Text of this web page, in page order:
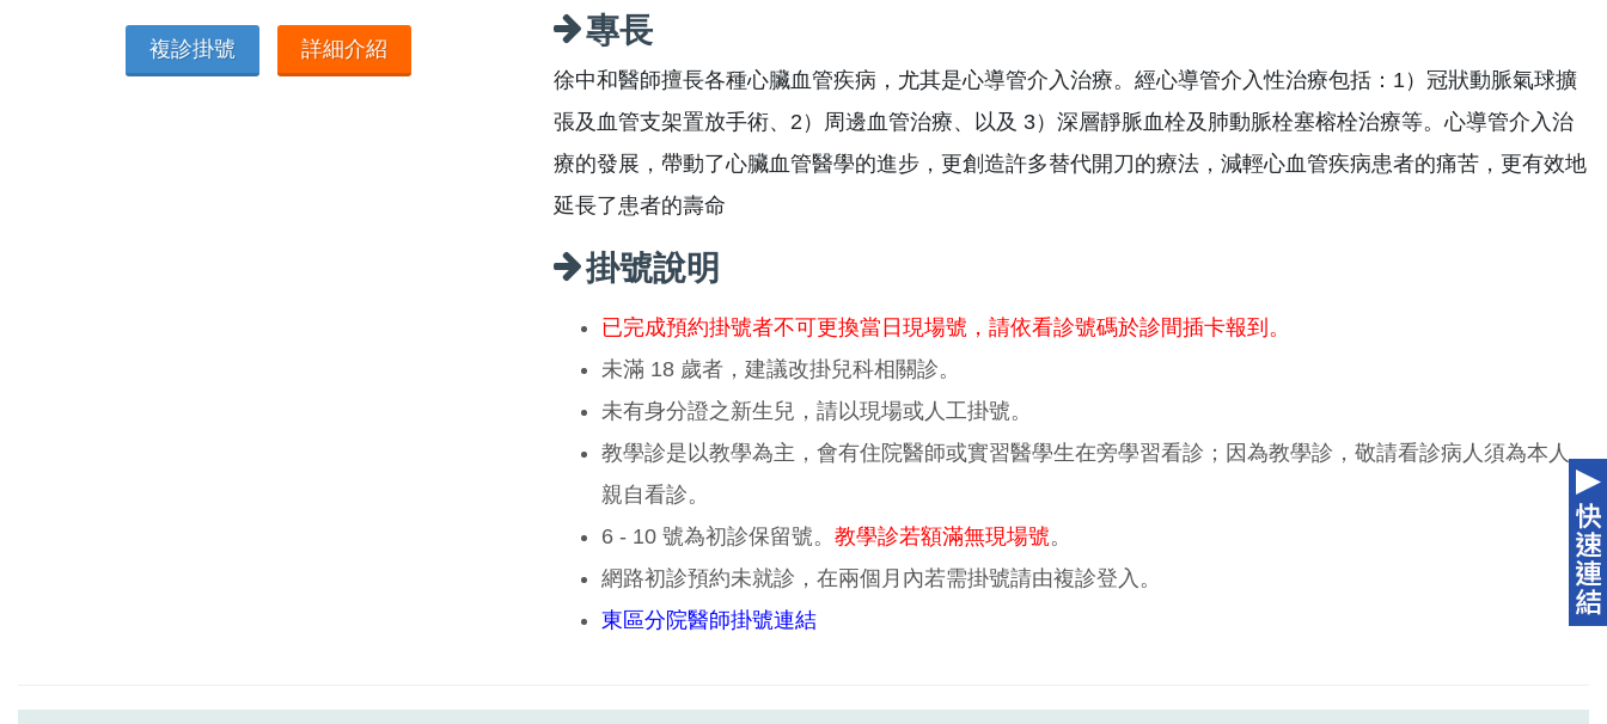
複診掛號 詳細介紹 專長
徐中和醫師擅長各種心臟血管疾病，尤其是心導管介入治療。經心導管介入性治療包括：1）冠狀動脈氣球擴
張及血管支架置放手術、2）周邊血管治療、以及 3）深層靜脈血栓及肺動脈栓塞榕栓治療等。心導管介入治
療的發展，帶動了心臟血管醫學的進步，更創造許多替代開刀的療法，減輕心血管疾病患者的痛苦，更有效地
延長了患者的壽命
掛號說明
已完成預約掛號者不可更換當日現場號，請依看診號碼於診間插卡報到。
未滿 18 歲者，建議改掛兒科相關診。
未有身分證之新生兒，請以現場或人工掛號。
教學診是以教學為主，會有住院醫師或實習醫學生在旁學習看診；因為教學診，敬請看診病人須為本人
親自看診。
6 - 10 號為初診保留號。 教學診若額滿無現場號。
網路初診預約未就診，在兩個月內若需掛號請由複診登入。
東區分院醫師掛號連結